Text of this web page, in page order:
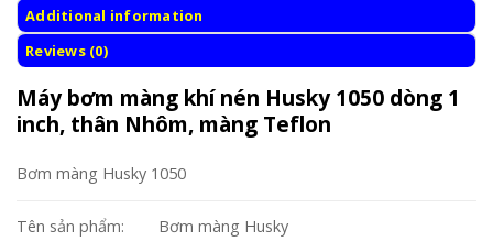
Additional information
Reviews (0)
Máy bơm màng khí nén Husky 1050 dòng 1
inch, thân Nhôm, màng Teflon
Bơm màng Husky 1050
Tên sản phẩm: Bơm màng Husky